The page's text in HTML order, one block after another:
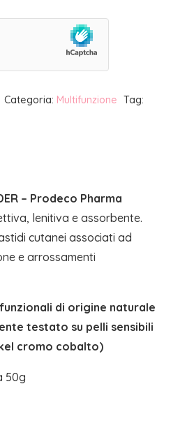
Categoria: Multifunzione Tag:
– Prodeco Pharma
lenitiva e assorbente.
cutanei associati ad
e arrossamenti
di origine naturale
testato su pelli sensibili
cromo cobalto)
50g